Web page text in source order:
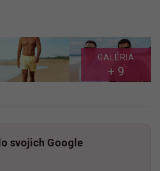
GALÉRIA
+ 9
svojich Google